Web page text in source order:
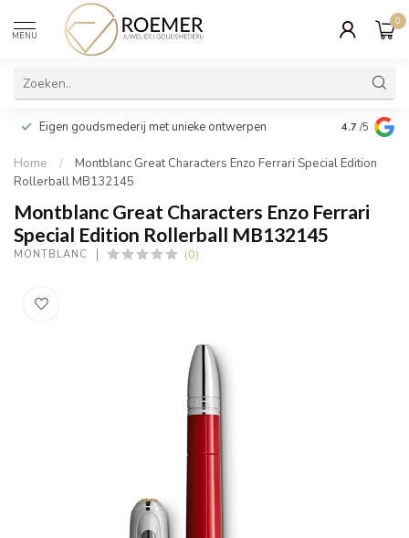
MENU
0
Eigen goudsmederij met unieke ontwerpen Wij
cadeau
4.7 /5
Home /
Montblanc Great Characters Enzo Ferrari Special Edition
Rollerball MB132145
Montblanc Great Characters Enzo Ferrari
Special Edition Rollerball MB132145
MONTBLANC (0)